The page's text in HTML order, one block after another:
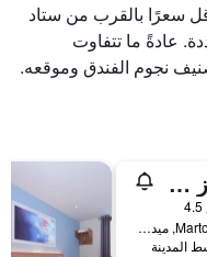
سعرًا بالقرب من ستاد
عادةً ما تتفاوت
نجوم الفندق وموقعه.
ذا لونج لاندز هوتل
293-295 Marton Road, ميدلزبره, المملكة المتحدة